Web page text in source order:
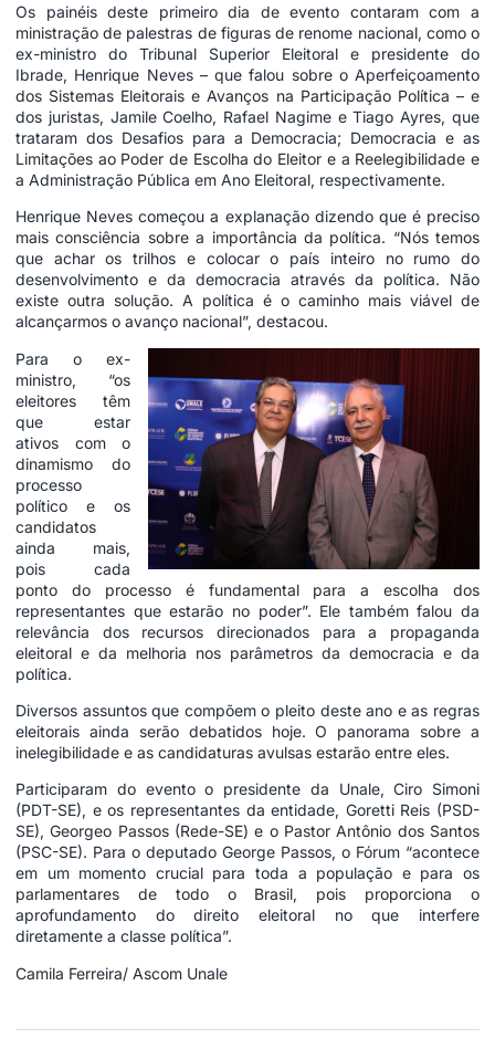
Os painéis deste primeiro dia de evento contaram com a
ministração de palestras de figuras de renome nacional, como o
ex-ministro do Tribunal Superior Eleitoral e presidente do
Ibrade, Henrique Neves – que falou sobre o Aperfeiçoamento
dos Sistemas Eleitorais e Avanços na Participação Política – e
dos juristas, Jamile Coelho, Rafael Nagime e Tiago Ayres, que
trataram dos Desafios para a Democracia; Democracia e as
Limitações ao Poder de Escolha do Eleitor e a Reelegibilidade e
a Administração Pública em Ano Eleitoral, respectivamente.
Henrique Neves começou a explanação dizendo que é preciso
mais consciência sobre a importância da política. “Nós temos
que achar os trilhos e colocar o país inteiro no rumo do
desenvolvimento e da democracia através da política. Não
existe outra solução. A política é o caminho mais viável de
alcançarmos o avanço nacional”, destacou.
Para o ex-
ministro, “os
eleitores têm
que estar
ativos com o
dinamismo do
processo
político e os
candidatos
ainda mais,
pois cada
ponto do processo é fundamental para a escolha dos
representantes que estarão no poder”. Ele também falou da
relevância dos recursos direcionados para a propaganda
eleitoral e da melhoria nos parâmetros da democracia e da
política.
Diversos assuntos que compõem o pleito deste ano e as regras
eleitorais ainda serão debatidos hoje. O panorama sobre a
inelegibilidade e as candidaturas avulsas estarão entre eles.
Participaram do evento o presidente da Unale, Ciro Simoni
(PDT-SE), e os representantes da entidade, Goretti Reis (PSD-
SE), Georgeo Passos (Rede-SE) e o Pastor Antônio dos Santos
(PSC-SE). Para o deputado George Passos, o Fórum “acontece
em um momento crucial para toda a população e para os
parlamentares de todo o Brasil, pois proporciona o
aprofundamento do direito eleitoral no que interfere
diretamente a classe política”.
Camila Ferreira/ Ascom Unale